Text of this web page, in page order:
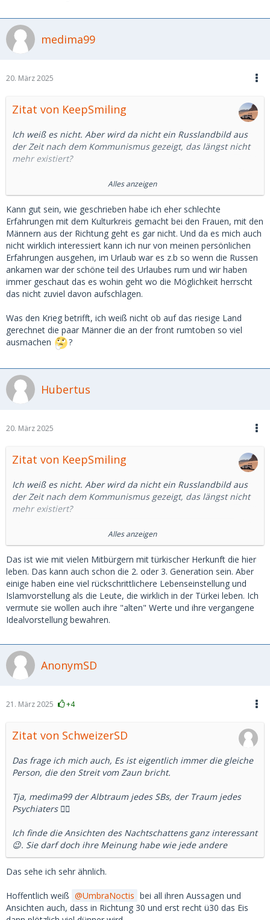
medima99
20. März 2025
Zitat von KeepSmiling
Ich weiß es nicht. Aber wird da nicht ein Russlandbild aus
der Zeit nach dem Kommunismus gezeigt, das längst nicht
mehr existiert?
Ich habe mal google bemüht.
In Deutschland ist die Beschäftigung von Männern
gegenüber Frauen um rund 6 Prozentpunkte höher, in
Russland 10 Prozentpunkte. Das ist ein Unterschied, aber
kein wesentlicher.
Auch in Russland arbeiten mehr als 2/3 der Frauen
zwischen 15 und 64. (15, was für ein Alter)
Nun ist das mit Statistiken immer so eine Sache.
Aber ich denke, da wird ein Bild gezeichnet, dass es so in
Russland nicht mehr gibt.
derzeit im Krieg und ob der Sold ausreicht, der Frau ein
schönes Leben zu machen, da habe ich meine Zweifel.
geprägt Idealvorstellung ist, die aber mit der russischen
Alles anzeigen
Kann gut sein, wie geschrieben habe ich eher schlechte
Erfahrungen mit dem Kulturkreis gemacht bei den Frauen, mit den
Männern aus der Richtung geht es gar nicht. Und da es mich auch
nicht wirklich interessiert kann ich nur von meinen persönlichen
Erfahrungen ausgehen, im Urlaub war es z.b so wenn die Russen
ankamen war der schöne teil des Urlaubes rum und wir haben
immer geschaut das es wohin geht wo die Möglichkeit herrscht
das nicht zuviel davon aufschlagen.
Was den Krieg betrifft, ich weiß nicht ob auf das riesige Land
gerechnet die paar Männer die an der front rumtoben so viel
ausmachen
?
Hubertus
20. März 2025
Zitat von KeepSmiling
Ich weiß es nicht. Aber wird da nicht ein Russlandbild aus
der Zeit nach dem Kommunismus gezeigt, das längst nicht
mehr existiert?
Ich habe mal google bemüht.
In Deutschland ist die Beschäftigung von Männern
gegenüber Frauen um rund 6 Prozentpunkte höher, in
Russland 10 Prozentpunkte. Das ist ein Unterschied, aber
kein wesentlicher.
Auch in Russland arbeiten mehr als 2/3 der Frauen
zwischen 15 und 64. (15, was für ein Alter)
Nun ist das mit Statistiken immer so eine Sache.
Aber ich denke, da wird ein Bild gezeichnet, dass es so in
schönes Leben zu machen, da habe ich meine Zweifel.
Können wir uns darauf einigen, dass es eine kulturell
geprägt Idealvorstellung ist, die aber mit der russischen
Alles anzeigen
Das ist wie mit vielen Mitbürgern mit türkischer Herkunft die hier
leben. Das kann auch schon die 2. oder 3. Generation sein. Aber
einige haben eine viel rückschrittlichere Lebenseinstellung und
Islamvorstellung als die Leute, die wirklich in der Türkei leben. Ich
vermute sie wollen auch ihre "alten" Werte und ihre vergangene
Idealvorstellung bewahren.
AnonymSD
21. März 2025 +4
Zitat von SchweizerSD
Das frage ich mich auch, Es ist eigentlich immer die gleiche
Person, die den Streit vom Zaun bricht.
Tja, medima99 der Albtraum jedes SBs, der Traum jedes
Psychiaters 🤷‍♂️
Ich finde die Ansichten des Nachtschattens ganz interessant
😉. Sie darf doch ihre Meinung habe wie jede andere
Das sehe ich sehr ähnlich.
Hoffentlich weiß UmbraNoctis bei all ihren Aussagen und
Ansichten auch, dass in Richtung 30 und erst recht ü30 das Eis